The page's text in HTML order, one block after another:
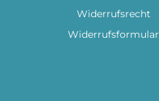
Widerrufsrecht
Widerrufsformular